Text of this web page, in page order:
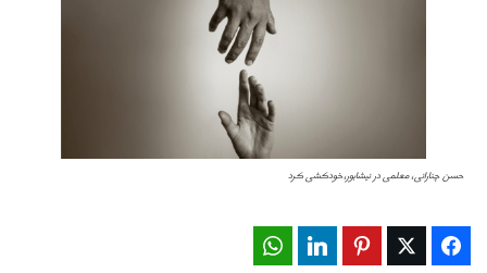
حسن چنارانی، معلمی در نیشابور،خودکشی کرد
Facebook
Twitter
Pinterest
LinkedIn